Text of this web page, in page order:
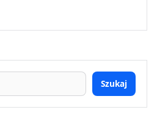
Szukaj